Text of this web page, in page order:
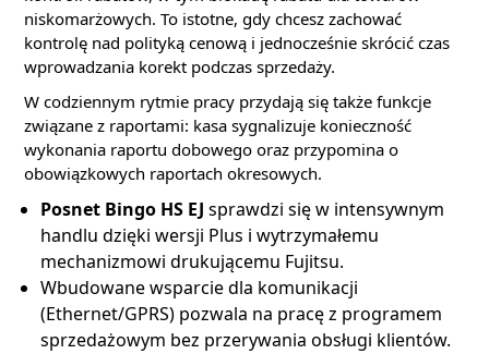
niskomarżowych. To istotne, gdy chcesz zachować
kontrolę nad polityką cenową i jednocześnie skrócić czas
wprowadzania korekt podczas sprzedaży.
W codziennym rytmie pracy przydają się także funkcje
związane z raportami: kasa sygnalizuje konieczność
wykonania raportu dobowego oraz przypomina o
obowiązkowych raportach okresowych.
Posnet Bingo HS EJ sprawdzi się w intensywnym
handlu dzięki wersji Plus i wytrzymałemu
mechanizmowi drukującemu Fujitsu.
Wbudowane wsparcie dla komunikacji
(Ethernet/GPRS) pozwala na pracę z programem
sprzedażowym bez przerywania obsługi klientów.